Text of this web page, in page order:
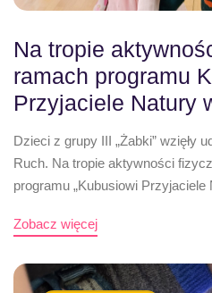
Na tropie
ramach programu
Przyjaciele Natury
Dzieci z grupy III „Żabki” wzięły
Ruch. Na tropie aktywności
programu „Kubusiowi
Zobacz więcej